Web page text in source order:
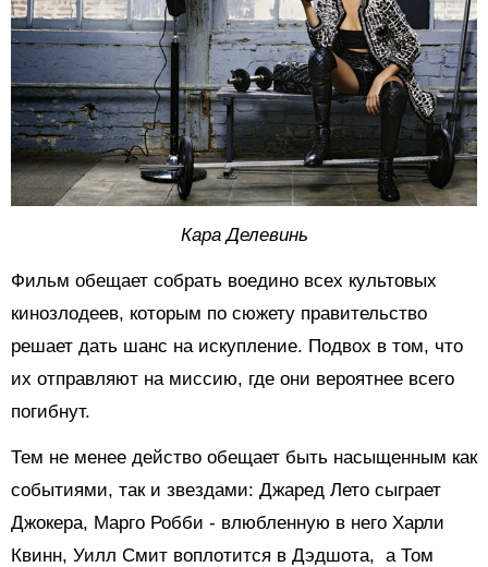
Кара Делевинь
Фильм обещает собрать воедино всех культовых
кинозлодеев, которым по сюжету правительство
решает дать шанс на искупление. Подвох в том, что
их отправляют на миссию, где они вероятнее всего
погибнут.
Тем не менее действо обещает быть насыщенным как
событиями, так и звездами: Джаред Лето сыграет
Джокера, Марго Робби - влюбленную в него Харли
Квинн, Уилл Смит воплотится в Дэдшота, а Том